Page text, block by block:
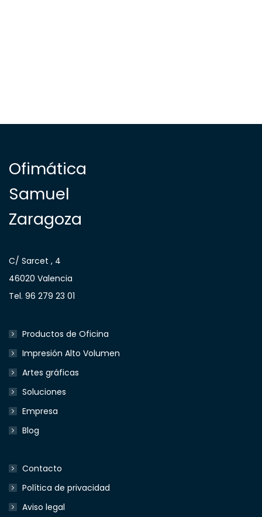
Ofimática
Samuel
Zaragoza
C/ Sarcet , 4
46020 Valencia
Tel. 96 279 23 01
Productos de Oficina
Impresión Alto Volumen
Artes gráficas
Soluciones
Empresa
Blog
Contacto
Política de privacidad
Aviso legal